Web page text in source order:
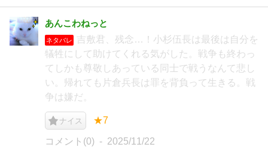
あんこわねっと
ネタバレ
吉敷君、残念…！小杉伍長は最後は自分を
犠牲にして助けてくれる気がした。戦争も終わっ
てしかも尊敬しあっている同士で戦うなんて悲し
い。帰れても片倉兵長は罪を背負って生きる。戦
争は嫌だ。
ナイス ★7
コメント(0) 2025/11/22